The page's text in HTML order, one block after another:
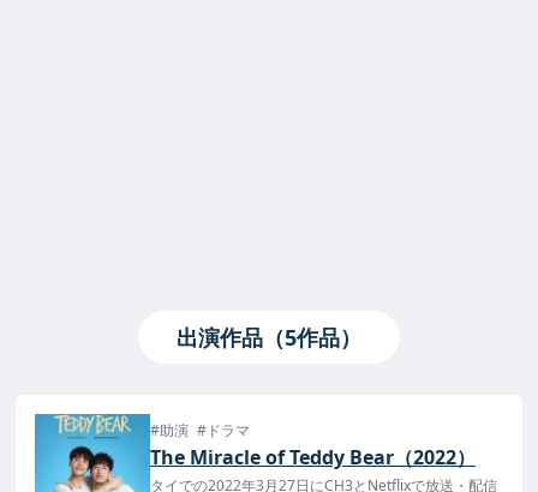
出演作品（5作品）
#助演 #ドラマ
The Miracle of Teddy Bear（2022）
タイでの2022年3月27日にCH3とNetflixで放送・配信